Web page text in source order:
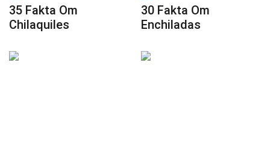
35 Fakta Om
Chilaquiles
30 Fakta Om
Enchiladas